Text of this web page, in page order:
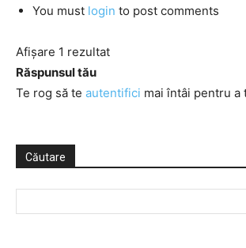
You must login to post comments
Afișare 1 rezultat
Răspunsul tău
Te rog să te autentifici mai întâi pentru a
Căutare